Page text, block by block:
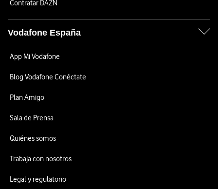
Contratar DAZN
Vodafone España
App Mi Vodafone
Blog Vodafone Conéctate
Plan Amigo
Sala de Prensa
Quiénes somos
Trabaja con nosotros
Legal y regulatorio